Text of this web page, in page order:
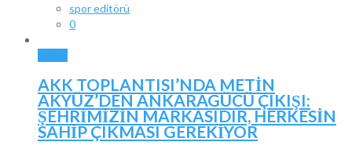
spor editörü
0
AKK TOPLANTISI’NDA METİN
AKYÜZ’DEN ANKARAGÜCÜ ÇIKIŞI:
ŞEHRİMİZİN MARKASIDIR, HERKESİN
SAHİP ÇIKMASI GEREKİYOR